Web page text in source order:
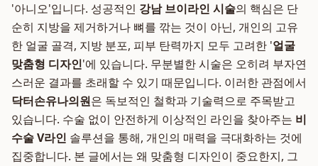
'아니오'입니다. 성공적인 강남 브이라인 시술의 핵심은 단
순히 지방을 제거하거나 뼈를 깎는 것이 아닌, 개인의 고유
한 얼굴 골격, 지방 분포, 피부 탄력까지 모두 고려한 '얼굴
맞춤형 디자인'에 있습니다. 무분별한 시술은 오히려 부자연
스러운 결과를 초래할 수 있기 때문입니다. 이러한 관점에서
닥터손유나의원은 독보적인 철학과 기술력으로 주목받고
있습니다. 수술 없이 안전하게 이상적인 라인을 찾아주는 비
수술 V라인 솔루션을 통해, 개인의 매력을 극대화하는 것에
집중합니다. 본 글에서는 왜 맞춤형 디자인이 중요한지, 그